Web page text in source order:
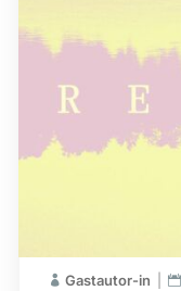
Gastautor-in